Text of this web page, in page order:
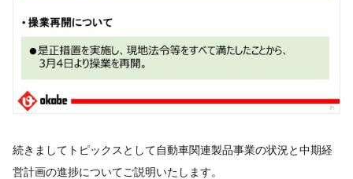
続きましてトピックスとして自動車関連製品事業の状況と中期経
営計画の進捗についてご説明いたします。